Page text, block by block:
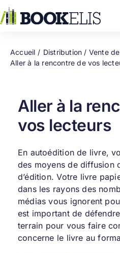
au
contenu
Accueil Distribution / Vente
Aller à la rencontre de vos
Aller à la
vos lecteurs
En autoédition de livre,
des moyens de diffusion
d’édition. Votre livre
dans les rayons des
médias vous ignorent
est important de
terrain pour vous faire
concerne le livre au